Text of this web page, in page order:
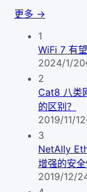
更多 →
1
WiFi 7 有
2024/1/20
2
Cat8 八类
的区别？
2019/11/12
3
NetAlly
增强的安
2019/12/